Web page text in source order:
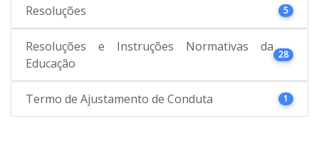
Resoluções 5
Resoluções e Instruções Normativas da
Educação
28
Termo de Ajustamento de Conduta 1